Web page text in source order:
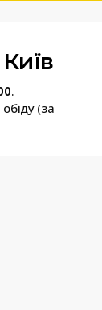
.
(за